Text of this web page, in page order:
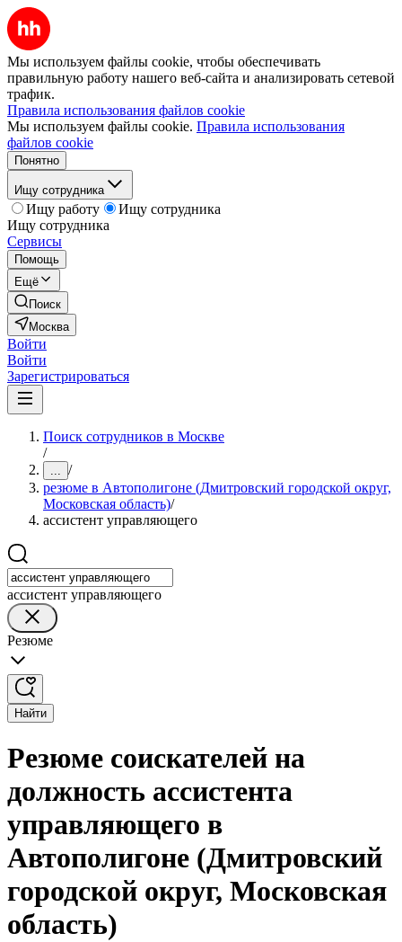
Мы используем файлы cookie, чтобы обеспечивать
правильную работу нашего веб-сайта и анализировать сетевой
трафик.
Правила использования файлов cookie
Мы используем файлы cookie. Правила использования
файлов cookie
Понятно
Ищу сотрудника
Ищу работу
Ищу сотрудника
Ищу сотрудника
Сервисы
Помощь
Ещё
Поиск
Москва
Войти
Войти
Зарегистрироваться
Поиск сотрудников в Москве
/
... /
резюме в Автополигоне (Дмитровский городской округ,
Московская область)/
ассистент управляющего
ассистент управляющего
Резюме
Найти
Резюме соискателей на
должность ассистента
управляющего в
Автополигоне (Дмитровский
городской округ, Московская
область)